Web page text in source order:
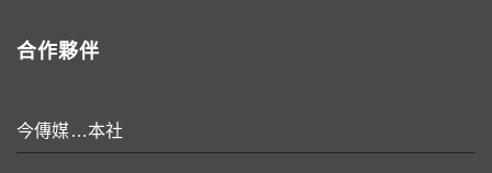
合作夥伴
今傳媒…本社